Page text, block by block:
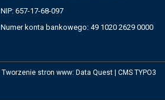
NIP: 657-17-68-097
Numer konta bankowego: 49 1020 2629 0000
Tworzenie stron www: Data Quest CMS TYPO3